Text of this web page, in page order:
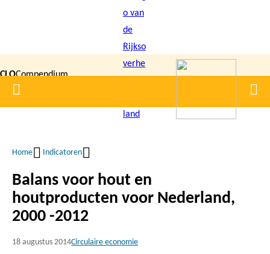
inhoud
gaan
CLOCompendium
voor de
Home
Kruimelpad
Home Indicatoren
Balans voor hout en
houtproducten voor Nederland,
2000 -2012
18 augustus 2014Circulaire economie